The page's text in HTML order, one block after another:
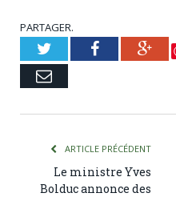
PARTAGER.
TwitterFacebook
Courriel
ARTICLE PRÉCÉDENT
Le ministre Yves
Bolduc annonce des